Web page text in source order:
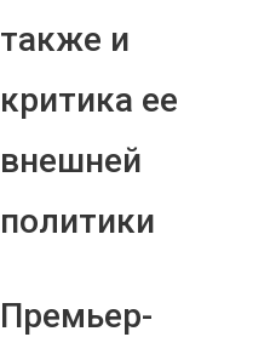
также и
критика ее
внешней
политики
Премьер-